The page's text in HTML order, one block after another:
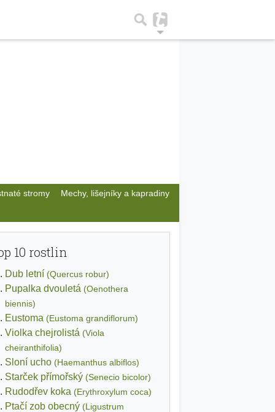
stromy Mechy, lišejníky a kapradiny
10 rostlin
Dub letní (Quercus robur)
Pupalka dvouletá (Oenothera
biennis)
Eustoma (Eustoma grandiflorum)
Violka chejrolistá (Viola
cheiranthifolia)
Sloní ucho (Haemanthus albiflos)
Starček přímořský (Senecio bicolor)
Rudodřev koka (Erythroxylum coca)
Ptačí zob obecný (Ligustrum